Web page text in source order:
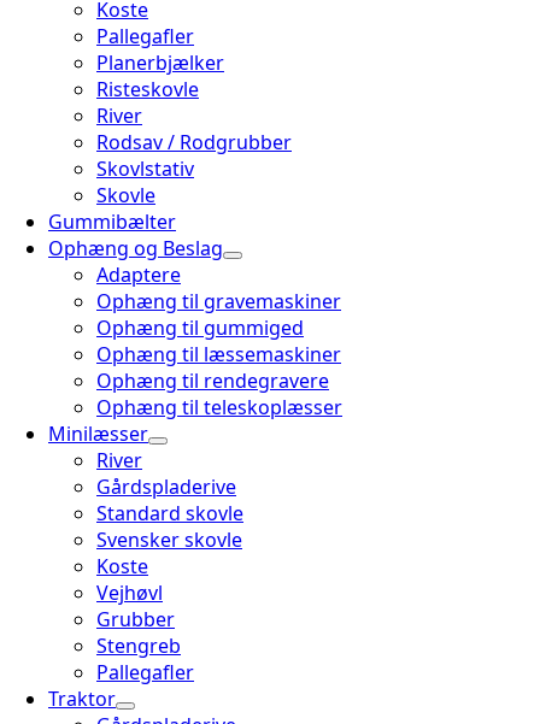
Koste
Pallegafler
Planerbjælker
Risteskovle
River
Rodsav / Rodgrubber
Skovlstativ
Skovle
Gummibælter
Ophæng og Beslag
Adaptere
Ophæng til gravemaskiner
Ophæng til gummiged
Ophæng til læssemaskiner
Ophæng til rendegravere
Ophæng til teleskoplæsser
Minilæsser
River
Gårdspladerive
Standard skovle
Svensker skovle
Koste
Vejhøvl
Grubber
Stengreb
Pallegafler
Traktor